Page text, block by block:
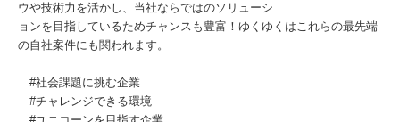
ウや技術力を活かし、当社ならではのソリューシ
ョンを目指しているためチャンスも豊富！ゆくゆくはこれらの最先端
の自社案件にも関われます。
#社会課題に挑む企業
#チャレンジできる環境